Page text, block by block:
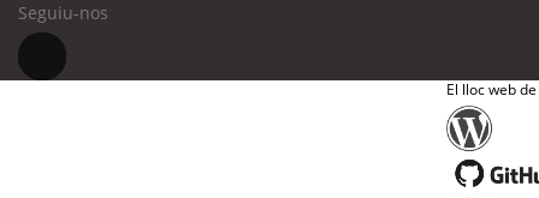
Seguiu-nos
El lloc web